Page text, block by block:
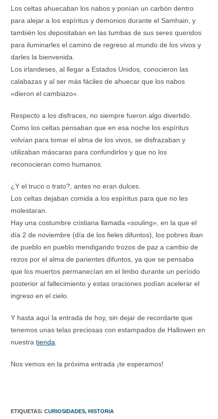
Los celtas ahuecaban los nabos y ponían un carbón dentro
para alejar a los espíritus y demonios durante el Samhain, y
también los depositaban en las tumbas de sus seres queridos
para iluminarles el camino de regreso al mundo de los vivos y
darles la bienvenida.
Los irlandeses, al llegar a Estados Unidos, conocieron las
calabazas y al ser más fáciles de ahuecar que los nabos
«dieron el cambiazo».
Respecto a los disfraces, no siempre fueron algo divertido.
Como los celtas pensaban que en esa noche los espíritus
volvían para tomar el alma de los vivos, se disfrazaban y
utilizaban máscaras para confundirlos y que no los
reconocieran como humanos.
¿Y el truco o trato?, antes no eran dulces.
Los celtas dejaban comida a los espíritus para que no les
molestaran.
Hay una costumbre cristiana llamada «souling», en la que el
día 2 de noviembre (día de los fieles difuntos), los pobres iban
de pueblo en pueblo mendigando trozos de paz a cambio de
rezos por el alma de parientes difuntos, ya que se pensaba
que los muertos permanecían en el limbo durante un período
posterior al fallecimiento y estas oraciones podían acelerar el
ingreso en el cielo.
Y hasta aquí la entrada de hoy, sin dejar de recordarte que
tenemos unas telas preciosas con estampados de Hallowen en
nuestratienda.
Nos vemos en la próxima entrada ¡te esperamos!
ETIQUETAS:CURIOSIDADES, HISTORIA